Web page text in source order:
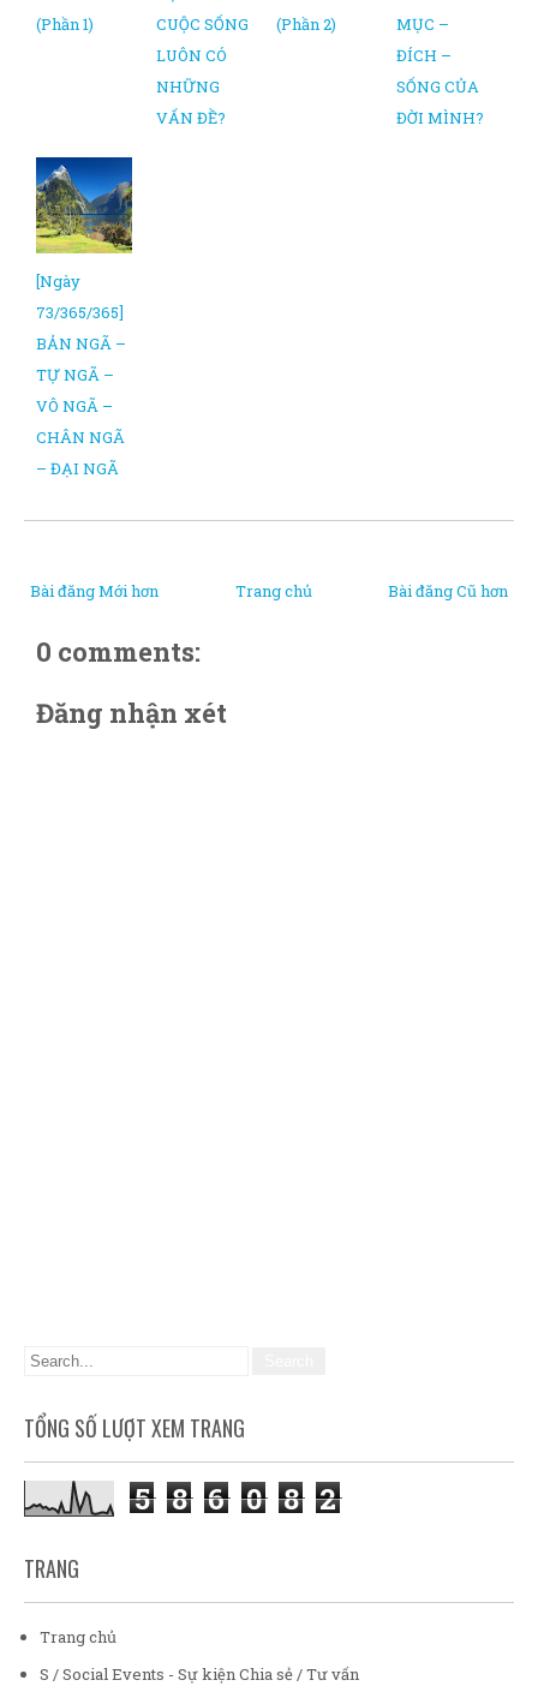
(Phần 1)
CUỘC SỐNG
LUÔN CÓ
NHỮNG
VẤN ĐỀ?
(Phần 2)
MỤC –
ĐÍCH –
SỐNG CỦA
ĐỜI MÌNH?
[Ngày
73/365/365]
BẢN NGÃ –
TỰ NGÃ –
VÔ NGÃ –
CHÂN NGÃ
– ĐẠI NGÃ
Bài đăng Mới hơn Bài đăng Cũ hơn
Trang chủ
0 comments:
Đăng nhận xét
TỔNG SỐ LƯỢT XEM TRANG
5 8 6 0 8 2
TRANG
Trang chủ
S / Social Events - Sự kiện Chia sẻ / Tư vấn